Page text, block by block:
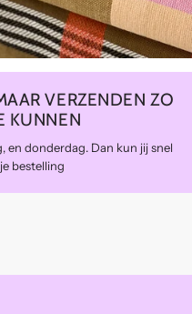
VERZENDEN ZO
KUNNEN
en donderdag. Dan kun jij snel
bestelling